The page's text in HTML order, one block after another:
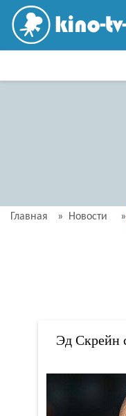
Главная » Новости »
Эд Скрейн